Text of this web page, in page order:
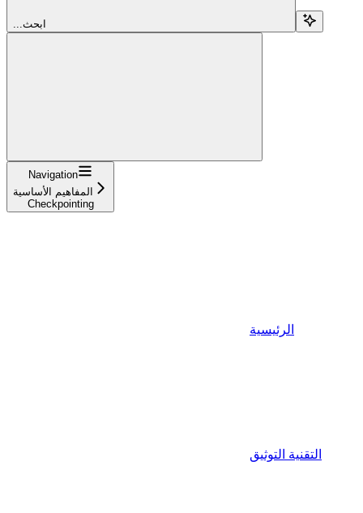
...ابحث
Navigation
المفاهيم الأساسية
Checkpointing
الرئيسية
التقنية التوثيق